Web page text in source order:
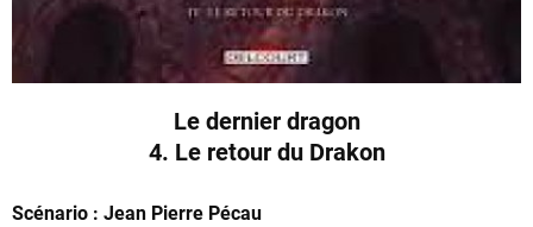
Le dernier dragon
4. Le retour du Drakon
Scénario : Jean Pierre Pécau